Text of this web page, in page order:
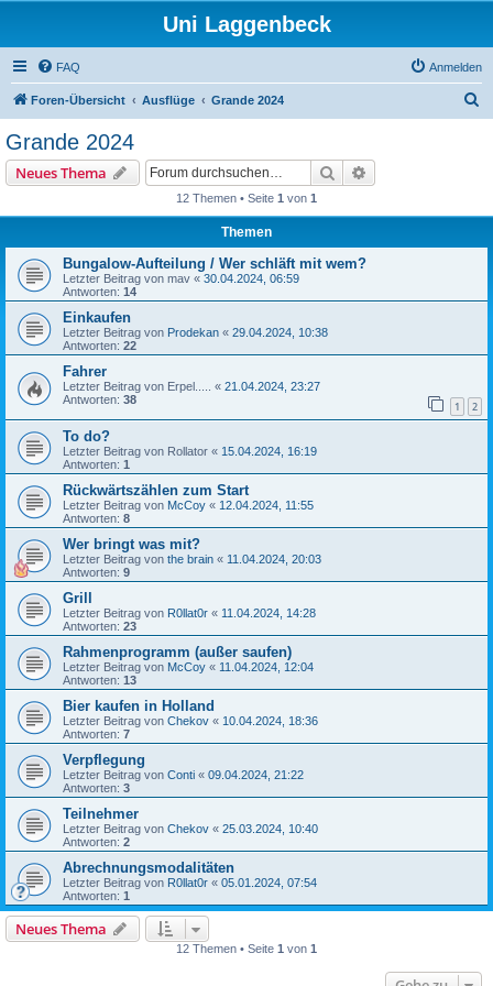
Uni Laggenbeck
FAQ Anmelden
Foren-Übersicht Ausflüge Grande 2024
Grande 2024
Neues Thema Suche
12 Themen • Seite 1 von 1
Themen
Bungalow-Aufteilung / Wer schläft mit wem?
Letzter Beitrag von mav « 30.04.2024, 06:59
Antworten: 14
Einkaufen
Letzter Beitrag von Prodekan « 29.04.2024, 10:38
Antworten: 22
Fahrer
Letzter Beitrag von Erpel..... « 21.04.2024, 23:27
Antworten: 38 1 2
To do?
Letzter Beitrag von Rollator « 15.04.2024, 16:19
Antworten: 1
Rückwärtszählen zum Start
Letzter Beitrag von McCoy « 12.04.2024, 11:55
Antworten: 8
Wer bringt was mit?
Letzter Beitrag von the brain « 11.04.2024, 20:03
Antworten: 9
Grill
Letzter Beitrag von R0llat0r « 11.04.2024, 14:28
Antworten: 23
Rahmenprogramm (außer saufen)
Letzter Beitrag von McCoy « 11.04.2024, 12:04
Antworten: 13
Bier kaufen in Holland
Letzter Beitrag von Chekov « 10.04.2024, 18:36
Antworten: 7
Verpflegung
Letzter Beitrag von Conti « 09.04.2024, 21:22
Antworten: 3
Teilnehmer
Letzter Beitrag von Chekov « 25.03.2024, 10:40
Antworten: 2
Abrechnungsmodalitäten
Letzter Beitrag von R0llat0r « 05.01.2024, 07:54
Antworten: 1
Neues Thema
12 Themen • Seite 1 von 1